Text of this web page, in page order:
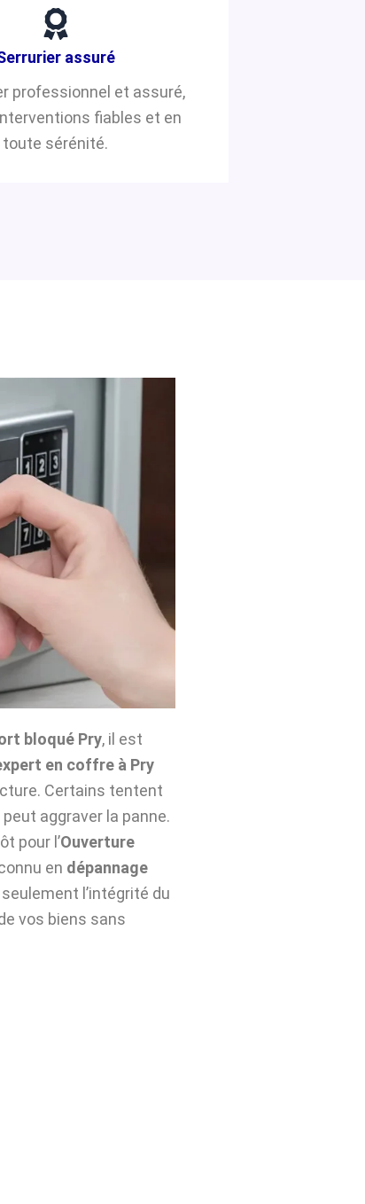
assuré
professionnel et assuré,
fiables et en
toute sérénité.
bloqué Pry, il est
en coffre à Pry
Certains tentent
aggraver la panne.
pour l’Ouverture
en dépannage
l’intégrité du
vos biens sans